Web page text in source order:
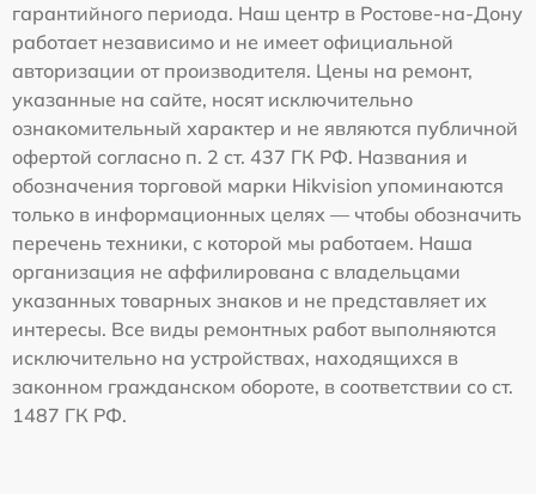
гарантийного периода. Наш центр в Ростове-на-Дону
работает независимо и не имеет официальной
авторизации от производителя. Цены на ремонт,
указанные на сайте, носят исключительно
ознакомительный характер и не являются публичной
офертой согласно п. 2 ст. 437 ГК РФ. Названия и
обозначения торговой марки Hikvision упоминаются
только в информационных целях — чтобы обозначить
перечень техники, с которой мы работаем. Наша
организация не аффилирована с владельцами
указанных товарных знаков и не представляет их
интересы. Все виды ремонтных работ выполняются
исключительно на устройствах, находящихся в
законном гражданском обороте, в соответствии со ст.
1487 ГК РФ.